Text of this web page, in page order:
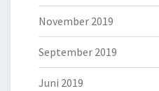
November 2019
September 2019
Juni 2019